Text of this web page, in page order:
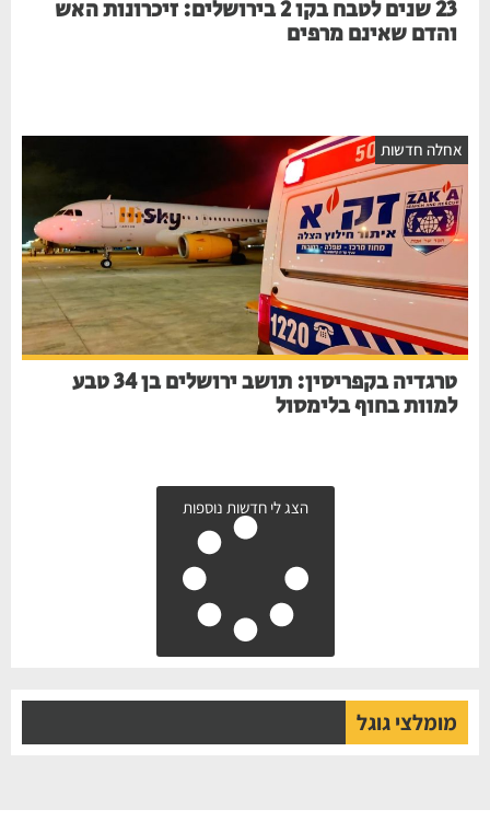
23 שנים לטבח בקו 2 בירושלים: זיכרונות האש
והדם שאינם מרפים
אחלה חדשות
טרגדיה בקפריסין: תושב ירושלים בן 34 טבע
למוות בחוף בלימסול
הצג לי חדשות נוספות
מומלצי גוגל